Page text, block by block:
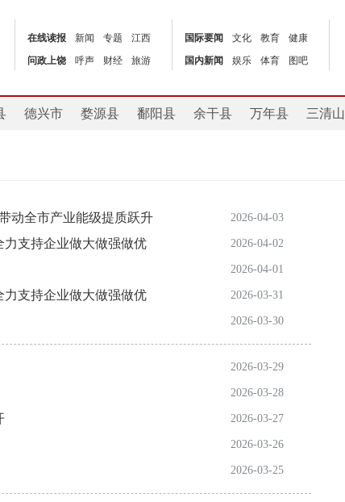
在线读报 新闻 专题
江西
问政上饶
呼声 财经 旅游
国际要闻 文化 教育
健康
国内新闻
娱乐 体育 图吧
德兴市 婺源县 鄱阳县 余干县 万年县 三清山
动全市产业能级提质跃升 2026-04-03
支持企业做大做强做优 2026-04-02
2026-04-01
支持企业做大做强做优 2026-03-31
2026-03-30
2026-03-29
2026-03-28
2026-03-27
2026-03-26
2026-03-25